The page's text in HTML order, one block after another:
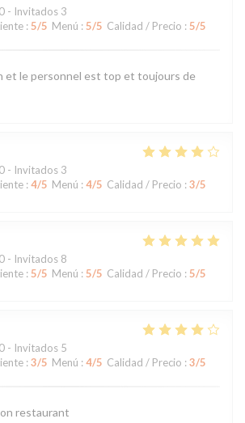
- Invitados 3
: 5/5 Menú : 5/5 Calidad / Precio : 5/5
et le personnel est top et toujours de
- Invitados 3
: 4/5 Menú : 4/5 Calidad / Precio : 3/5
- Invitados 8
: 5/5 Menú : 5/5 Calidad / Precio : 5/5
- Invitados 5
: 3/5 Menú : 4/5 Calidad / Precio : 3/5
restaurant